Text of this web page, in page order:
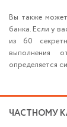
Вы также
банка. Если у
из 60
выполнения
определяется
ЧАСТНОМУ